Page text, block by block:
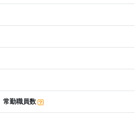
常勤職員数